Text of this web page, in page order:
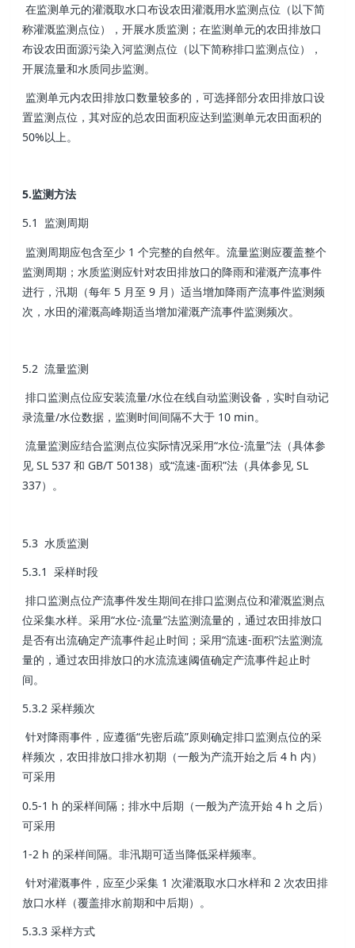
在监测单元的灌溉取水口布设农田灌溉用水监测点位（以下简
称灌溉监测点位），开展水质监测；在监测单元的农田排放口
布设农田面源污染入河监测点位（以下简称排口监测点位），
开展流量和水质同步监测。
监测单元内农田排放口数量较多的，可选择部分农田排放口设
置监测点位，其对应的总农田面积应达到监测单元农田面积的
50%以上。
5.监测方法
5.1 监测周期
监测周期应包含至少 1 个完整的自然年。流量监测应覆盖整个
监测周期；水质监测应针对农田排放口的降雨和灌溉产流事件
进行，汛期（每年 5 月至 9 月）适当增加降雨产流事件监测频
次，水田的灌溉高峰期适当增加灌溉产流事件监测频次。
5.2 流量监测
排口监测点位应安装流量/水位在线自动监测设备，实时自动记
录流量/水位数据，监测时间间隔不大于 10 min。
流量监测应结合监测点位实际情况采用“水位-流量”法（具体参
见 SL 537 和 GB/T 50138）或“流速-面积”法（具体参见 SL
337）。
5.3 水质监测
5.3.1 采样时段
排口监测点位产流事件发生期间在排口监测点位和灌溉监测点
位采集水样。采用“水位-流量”法监测流量的，通过农田排放口
是否有出流确定产流事件起止时间；采用“流速-面积”法监测流
量的，通过农田排放口的水流流速阈值确定产流事件起止时
间。
5.3.2 采样频次
针对降雨事件，应遵循“先密后疏”原则确定排口监测点位的采
样频次，农田排放口排水初期（一般为产流开始之后 4 h 内）
可采用
0.5-1 h 的采样间隔；排水中后期（一般为产流开始 4 h 之后）
可采用
1-2 h 的采样间隔。非汛期可适当降低采样频率。
针对灌溉事件，应至少采集 1 次灌溉取水口水样和 2 次农田排
放口水样（覆盖排水前期和中后期）。
5.3.3 采样方式